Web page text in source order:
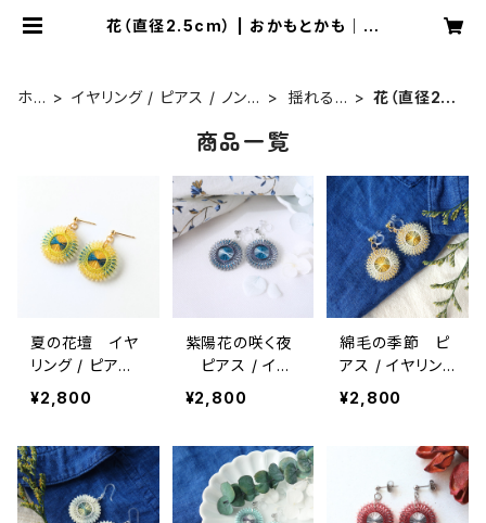
花（直径2.5cm） | おかもとかも｜日
ホ
イヤリング / ピアス / ノン
揺れるタ
花（直径2.5
商品一覧
夏の花壇 イヤ
リング / ピアス /
ノンホールピア
¥2,800
紫陽花の咲く夜
ピアス / イヤ
リング / ノンホ
ールピアス
¥2,800
綿毛の季節 ピ
アス / イヤリン
グ / ノンホール
ピアス
¥2,800